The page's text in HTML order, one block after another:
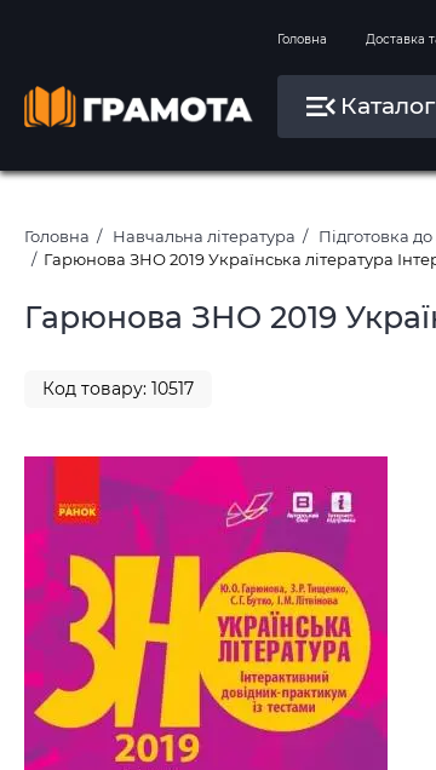
Головна Доставка
Каталог
Вправи на зимові канікули
Літо, пляж, плавання, басейни
Картини за номерами
Головна Навчальна література Підготовка
Гарюнова ЗНО 2019 Українська література
Гарюнова ЗНО 2019
Код товару: 10517